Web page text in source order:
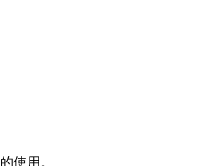
的使用 。